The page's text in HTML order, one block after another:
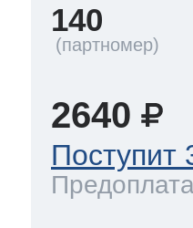
140
2640
Поступит